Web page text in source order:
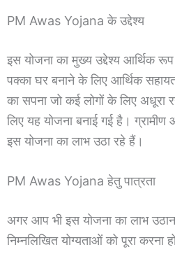
PM Awas Yojana के उद्देश्य
इस योजना का मुख्य उद्देश्य आर्थिक
पक्का घर बनाने के लिए आर्थिक
का सपना जो कई लोगों के लिए अधूरा
लिए यह योजना बनाई गई है। ग्रामीण
इस योजना का लाभ उठा रहे हैं।
PM Awas Yojana हेतु पात्रता
अगर आप भी इस योजना का लाभ
निम्नलिखित योग्यताओं को पूरा करना